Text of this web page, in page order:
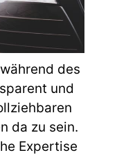
des
und
da zu sein.
Expertise